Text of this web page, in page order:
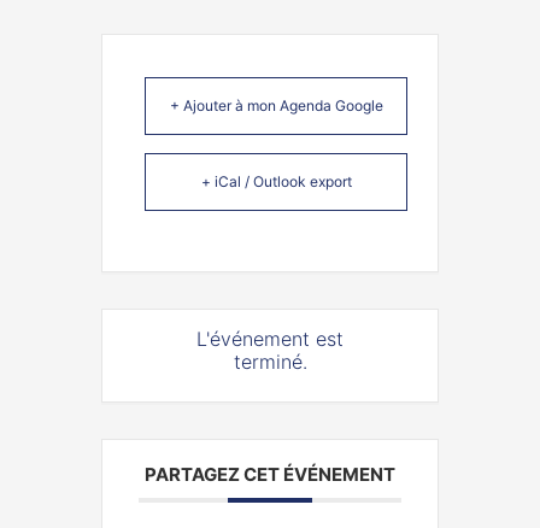
+ Ajouter à mon Agenda Google
+ iCal / Outlook export
L'événement est
terminé.
PARTAGEZ CET ÉVÉNEMENT